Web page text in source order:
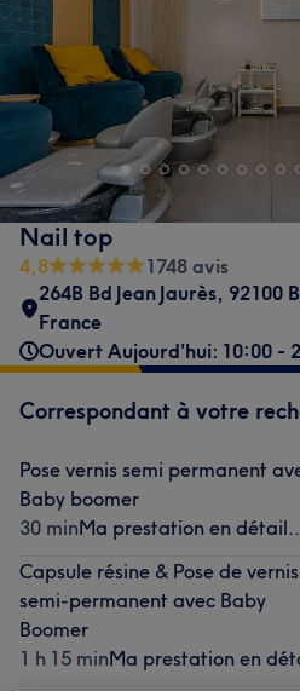
Nail top
4,8
1748 avis
264B Bd Jean Jaurès, 92100
France
Ouvert Aujourd'hui: 10:00 -
Correspondant à votre
Pose vernis semi permanent
Baby boomer
30 minMa prestation en
Capsule résine & Pose de vernis
semi-permanent avec Baby
Boomer
1 h 15 minMa prestation en